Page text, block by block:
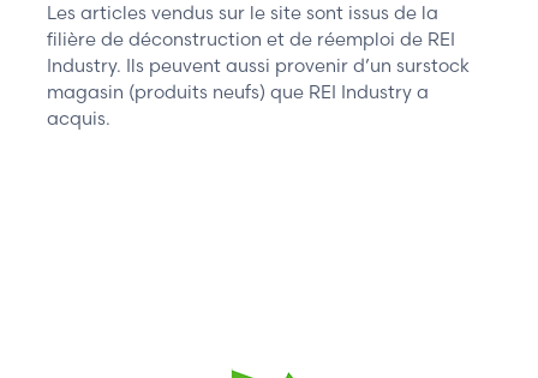
Les articles vendus sur le site sont issus de la
filière de déconstruction et de réemploi de REI
Industry. Ils peuvent aussi provenir d’un surstock
magasin (produits neufs) que REI Industry a
acquis.